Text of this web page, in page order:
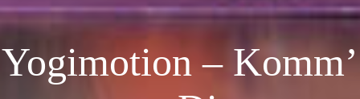
Yogimotion – Komm’